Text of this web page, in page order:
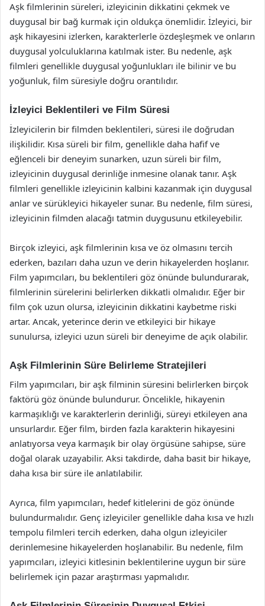
Aşk filmlerinin süreleri, izleyicinin dikkatini çekmek ve
duygusal bir bağ kurmak için oldukça önemlidir. İzleyici, bir
aşk hikayesini izlerken, karakterlerle özdeşleşmek ve onların
duygusal yolculuklarına katılmak ister. Bu nedenle, aşk
filmleri genellikle duygusal yoğunlukları ile bilinir ve bu
yoğunluk, film süresiyle doğru orantılıdır.
İzleyici Beklentileri ve Film Süresi
İzleyicilerin bir filmden beklentileri, süresi ile doğrudan
ilişkilidir. Kısa süreli bir film, genellikle daha hafif ve
eğlenceli bir deneyim sunarken, uzun süreli bir film,
izleyicinin duygusal derinliğe inmesine olanak tanır. Aşk
filmleri genellikle izleyicinin kalbini kazanmak için duygusal
anlar ve sürükleyici hikayeler sunar. Bu nedenle, film süresi,
izleyicinin filmden alacağı tatmin duygusunu etkileyebilir.
Birçok izleyici, aşk filmlerinin kısa ve öz olmasını tercih
ederken, bazıları daha uzun ve derin hikayelerden hoşlanır.
Film yapımcıları, bu beklentileri göz önünde bulundurarak,
filmlerinin sürelerini belirlerken dikkatli olmalıdır. Eğer bir
film çok uzun olursa, izleyicinin dikkatini kaybetme riski
artar. Ancak, yeterince derin ve etkileyici bir hikaye
sunulursa, izleyici uzun süreli bir deneyime de açık olabilir.
Aşk Filmlerinin Süre Belirleme Stratejileri
Film yapımcıları, bir aşk filminin süresini belirlerken birçok
faktörü göz önünde bulundurur. Öncelikle, hikayenin
karmaşıklığı ve karakterlerin derinliği, süreyi etkileyen ana
unsurlardır. Eğer film, birden fazla karakterin hikayesini
anlatıyorsa veya karmaşık bir olay örgüsüne sahipse, süre
doğal olarak uzayabilir. Aksi takdirde, daha basit bir hikaye,
daha kısa bir süre ile anlatılabilir.
Ayrıca, film yapımcıları, hedef kitlelerini de göz önünde
bulundurmalıdır. Genç izleyiciler genellikle daha kısa ve hızlı
tempolu filmleri tercih ederken, daha olgun izleyiciler
derinlemesine hikayelerden hoşlanabilir. Bu nedenle, film
yapımcıları, izleyici kitlesinin beklentilerine uygun bir süre
belirlemek için pazar araştırması yapmalıdır.